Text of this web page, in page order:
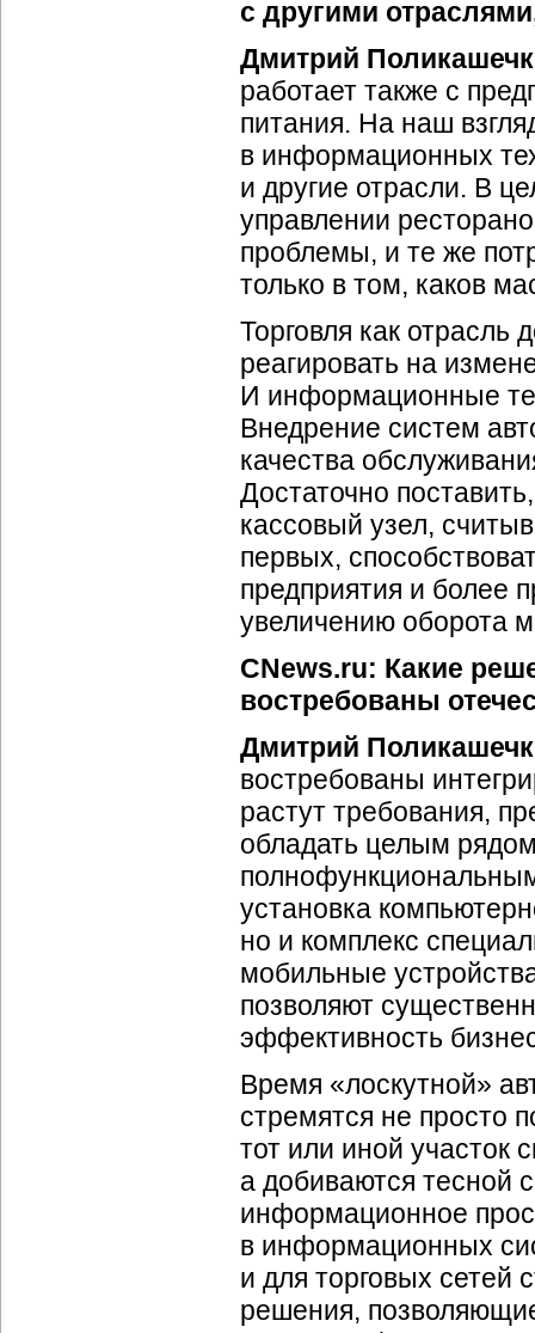
с другими
Дмитрий
работает также с
питания. На наш
в информационных
и другие отрасли. В
управлении
проблемы, и те же
только в том, каков
Торговля как
реагировать на
И информационные
Внедрение систем
качества
Достаточно
кассовый узел,
первых,
предприятия и более
увеличению оборота
CNews.ru: Какие
востребованы
Дмитрий
востребованы
растут требования,
обладать целым
установка
но и комплекс
мобильные
позволяют
эффективность
Время «лоскутной»
стремятся не просто
тот или иной участок
а добиваются тесной
информационное
в информационных
и для торговых сетей
решения,